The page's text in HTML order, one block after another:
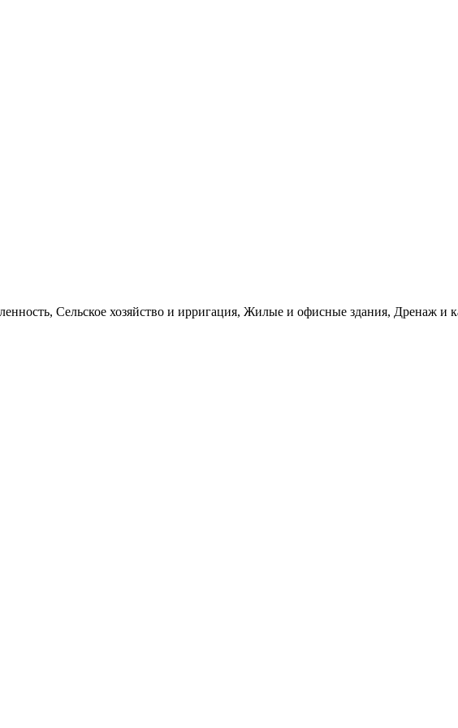
Сельское хозяйство и ирригация, Жилые и офисные здания, Дренаж и